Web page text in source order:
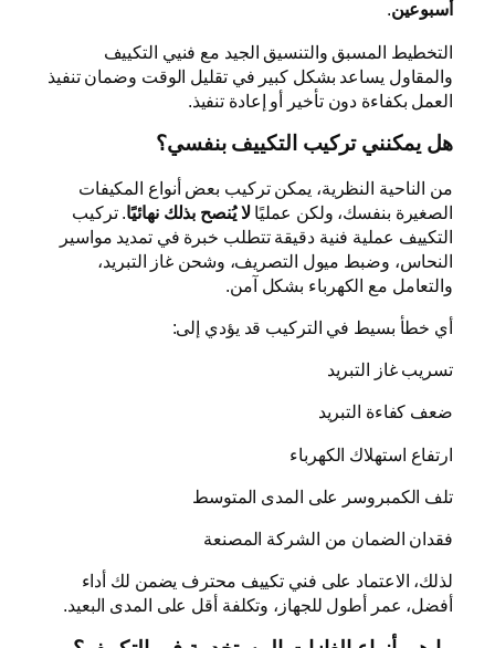
أسبوعين.
التخطيط المسبق والتنسيق الجيد مع فنيي التكييف
والمقاول يساعد بشكل كبير في تقليل الوقت وضمان تنفيذ
العمل بكفاءة دون تأخير أو إعادة تنفيذ.
هل يمكنني تركيب التكييف بنفسي؟
من الناحية النظرية، يمكن تركيب بعض أنواع المكيفات
الصغيرة بنفسك، ولكن عمليًالا يُنصح بذلك نهائيًا. تركيب
التكييف عملية فنية دقيقة تتطلب خبرة في تمديد مواسير
النحاس، وضبط ميول التصريف، وشحن غاز التبريد،
والتعامل مع الكهرباء بشكل آمن.
أي خطأ بسيط في التركيب قد يؤدي إلى:
تسريب غاز التبريد
ضعف كفاءة التبريد
ارتفاع استهلاك الكهرباء
تلف الكمبروسر على المدى المتوسط
فقدان الضمان من الشركة المصنعة
لذلك، الاعتماد على فني تكييف محترف يضمن لك أداء
أفضل، عمر أطول للجهاز، وتكلفة أقل على المدى البعيد.